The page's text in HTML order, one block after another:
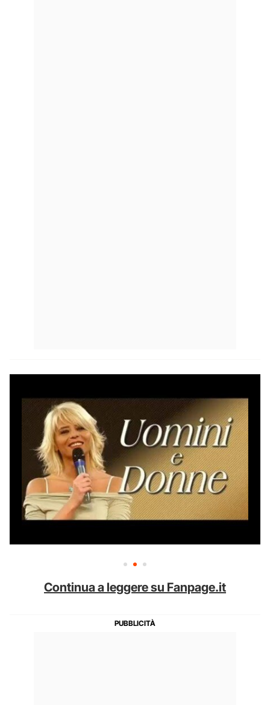
Continua a leggere su Fanpage.it